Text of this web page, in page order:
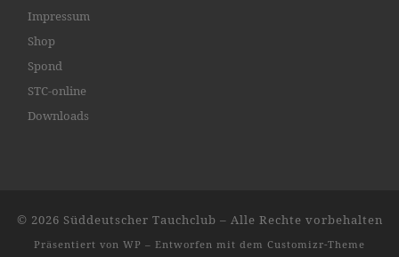
Impressum
Shop
Spond
STC-online
Downloads
© 2026 Süddeutscher Tauchclub – Alle Rechte vorbehalten
Präsentiert von WP – Entworfen mit dem Customizr-Theme